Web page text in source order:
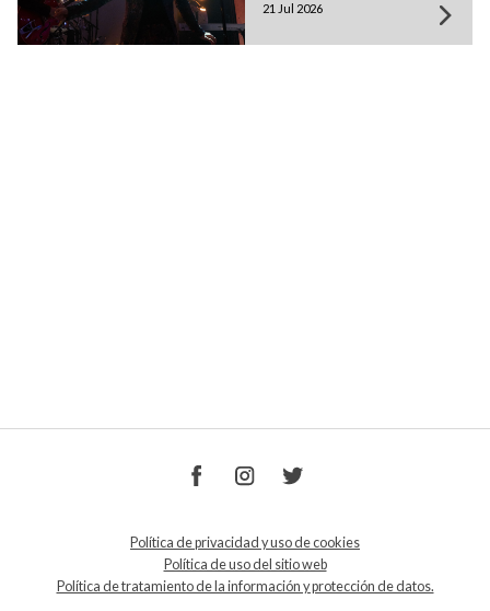
21 Jul 2026
Política de privacidad y uso de cookies
Política de uso del sitio web
Política de tratamiento de la información y protección de datos.